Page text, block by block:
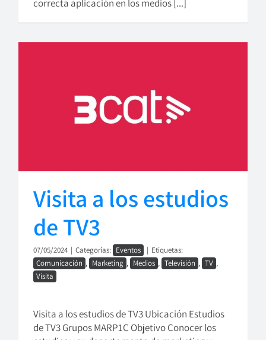
correcta aplicación en los medios [...]
Visita a los estudios
de TV3
07/05/2024 | Categorías: Eventos | Etiquetas:
Comunicación , Marketing , Medios , Televisión , TV ,
Visita
Visita a los estudios de TV3 Ubicación Estudios
de TV3 Grupos MARP1C Objetivo Conocer los